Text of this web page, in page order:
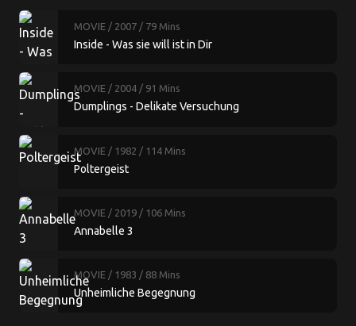
MOVIE / 2007 / 79 Mins
Inside - Was sie will ist in Dir
MOVIE / 2004 / 91 Mins
Dumplings - Delikate Versuchung
MOVIE / 1982 / 114 Mins
Poltergeist
MOVIE / 2019 / 106 Mins
Annabelle 3
MOVIE / 1983 / 88 Mins
Unheimliche Begegnung